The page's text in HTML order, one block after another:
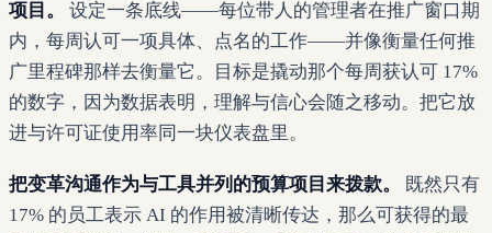
项目。
设定一条底线——每位带人的管理者在推广窗口期
内，每周认可一项具体、点名的工作——并像衡量任何推
广里程碑那样去衡量它。目标是撬动那个每周获认可 17%
的数字，因为数据表明，理解与信心会随之移动。把它放
进与许可证使用率同一块仪表盘里。
把变革沟通作为与工具并列的预算项目来拨款。
既然只有
17% 的员工表示 AI 的作用被清晰传达，那么可获得的最